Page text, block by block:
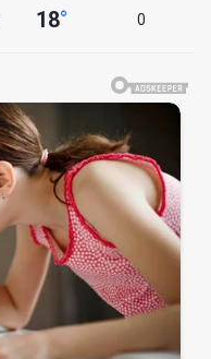
18° 0